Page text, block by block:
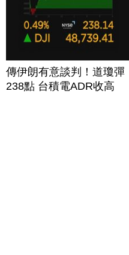
傳伊朗有意談判！道瓊彈
238點 台積電ADR收高